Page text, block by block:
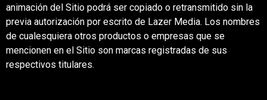
animación del Sitio podrá ser copiado o retransmitido sin la
previa autorización por escrito de Lazer Media. Los nombres
de cualesquiera otros productos o empresas que se
mencionen en el Sitio son marcas registradas de sus
respectivos titulares.